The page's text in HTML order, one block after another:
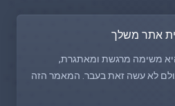
אתר משלך
משימה מרגשת ומאתגרת,
לא עשה זאת בעבר. המאמר הזה